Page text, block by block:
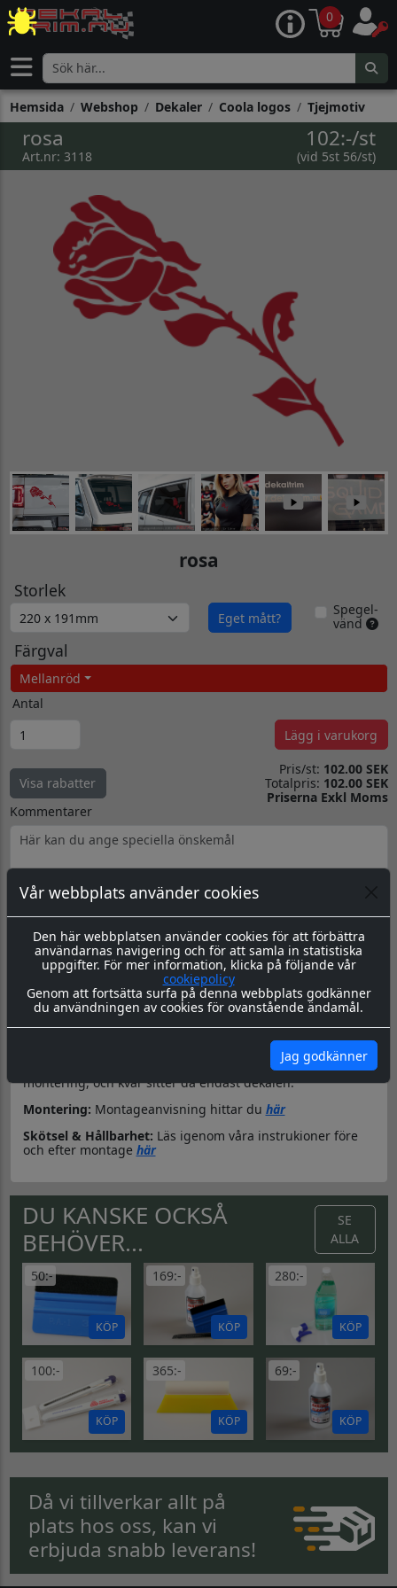
Vår webbplats använder cookies
Den här webbplatsen använder cookies för att förbättra
användarnas navigering och för att samla in statistiska
uppgifter. För mer information, klicka på följande vår
cookiepolicy
Genom att fortsätta surfa på denna webbplats godkänner
du användningen av cookies för ovanstående ändamål.
Jag godkänner
0
Hemsida Webshop Dekaler Coola logos Tjejmotiv
rosa
Art.nr: 3118
102:-/st
(vid 5st 56/st)
rosa
Storlek
Eget mått?
Spegel-
vänd
Färgval
Mellanröd
Antal
Lägg i varukorg
Visa rabatter
Pris/st: 102.00 SEK
Totalpris: 102.00 SEK
Priserna Exkl Moms
Kommentarer
Datorskuren dekal / logo
Material & Tillverkning:Dessa dekaler skärs ut i en 8-årig
genomfärgad kvalitetsfolie, som fäster på de flesta plana
ytor.
Dekalen levereras redo för montage med
appliceringstape över som håller ihop dekalen, och
underlättar monteringen. Appliceringstapen tas bort efter
montering, och kvar sitter då endast dekalen.
Montering: Montageanvisning hittar du här
Skötsel & Hållbarhet: Läs igenom våra instrukioner före
och efter montage här
DU KANSKE OCKSÅ
BEHÖVER...
SE
ALLA
50:-
KÖP
169:-
KÖP
280:-
KÖP
100:-
KÖP
365:-
KÖP
69:-
KÖP
Då vi tillverkar allt på
plats hos oss, kan vi
erbjuda snabb leverans!